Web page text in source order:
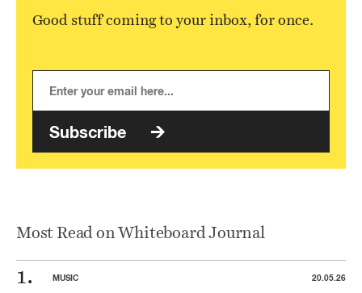
Good stuff coming to your inbox, for once.
Subscribe
Most Read on Whiteboard Journal
MUSIC 20.05.26